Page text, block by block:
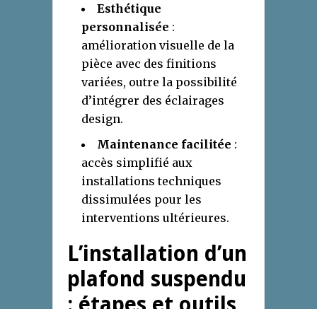
Esthétique
personnalisée :
amélioration visuelle de la
pièce avec des finitions
variées, outre la possibilité
d’intégrer des éclairages
design.
Maintenance facilitée :
accès simplifié aux
installations techniques
dissimulées pour les
interventions ultérieures.
L’installation d’un
plafond suspendu